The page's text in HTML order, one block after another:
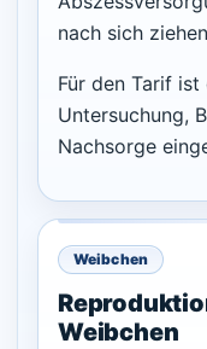
nach sich
Für den Tarif
Untersuchung,
Nachsorge
Weibchen
Weibchen